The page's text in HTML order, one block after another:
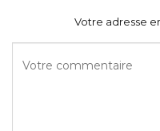
Votre adresse